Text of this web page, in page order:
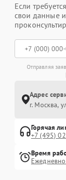
Если
свои данные
Отправляя
Адрес
г. Москва,
Горячая
+7 (495)
Время